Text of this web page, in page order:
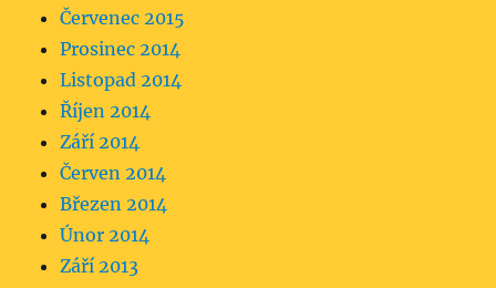
Červenec 2015
Prosinec 2014
Listopad 2014
Říjen 2014
Září 2014
Červen 2014
Březen 2014
Únor 2014
Září 2013